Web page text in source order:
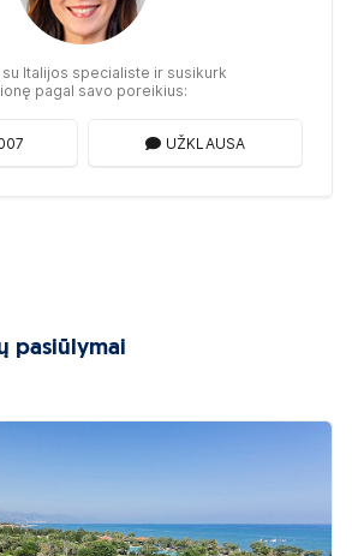
Italijos specialiste ir susikurk
pagal savo poreikius:
UŽKLAUSA
pasiūlymai